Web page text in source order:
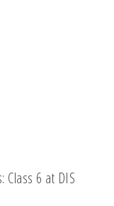
Class 6 at DIS